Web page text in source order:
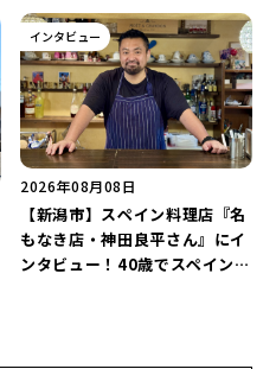
「抗酸化☆レモンチキンカレ
ー」と「美容と健康を考えたプ
レートランチ」を実食レポート
♪
インタビュー
2026年08月08日
【新潟市】スペイン料理店『名
もなき店・神田良平さん』にイ
ンタビュー！40歳でスペインへ